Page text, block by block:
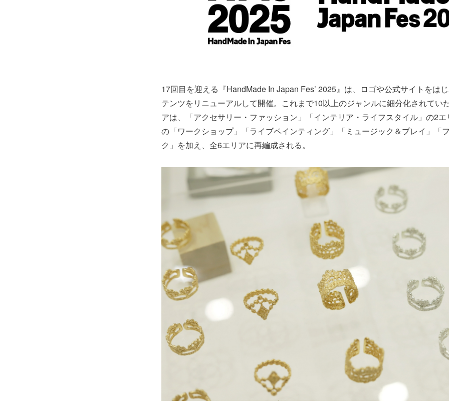
17回目を迎える『HandMade In Japan Fes’ 2025』は、ロゴや公式サイトをは
テンツをリニューアルして開催。これまで10以上のジャンルに細分化されてい
アは、「アクセサリー・ファッション」「インテリア・ライフスタイル」の2
の「ワークショップ」「ライブペインティング」「ミュージック＆プレイ」「
ク」を加え、全6エリアに再編成される。